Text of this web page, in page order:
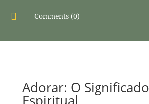
 Comments (0)
Adorar: O Significado
Espiritual